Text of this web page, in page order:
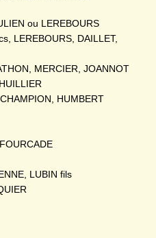
ou LEREBOURS
LEREBOURS, DAILLET,
MERCIER, JOANNOT
HUMBERT
LUBIN fils